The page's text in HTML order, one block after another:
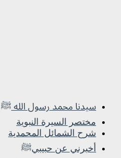
سيدنا محمد رسول الله ﷺ
مختصر السيرة النبوية
شرح الشمائل المحمدية
أخبرني عن حبيبيﷺ